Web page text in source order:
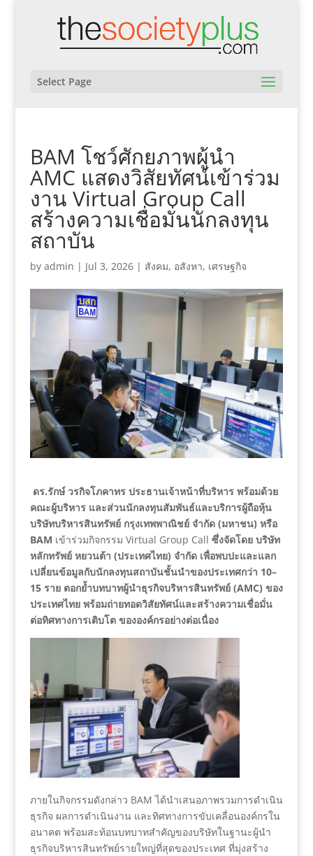
Select Page
BAM โชว์ศักยภาพผู้นำ
AMC แสดงวิสัยทัศน์เข้าร่วม
งาน Virtual Group Call
สร้างความเชื่อมั่นนักลงทุน
สถาบัน
by admin | Jul 3, 2026| สังคม, อสังหา, เศรษฐกิจ
ดร.รักษ์ วรกิจโภคาทร ประธานเจ้าหน้าที่บริหาร พร้อมด้วย
คณะผู้บริหาร และส่วนนักลงทุนสัมพันธ์และบริการผู้ถือหุ้น
บริษัทบริหารสินทรัพย์ กรุงเทพพาณิชย์ จำกัด (มหาชน) หรือ
BAM เข้าร่วมกิจกรรม Virtual Group Call ซึ่งจัดโดย บริษัท
หลักทรัพย์ หยวนต้า (ประเทศไทย) จำกัด เพื่อพบปะและแลก
เปลี่ยนข้อมูลกับนักลงทุนสถาบันชั้นนำของประเทศกว่า 10–
15 ราย ตอกย้ำบทบาทผู้นำธุรกิจบริหารสินทรัพย์ (AMC) ของ
ประเทศไทย พร้อมถ่ายทอดวิสัยทัศน์และสร้างความเชื่อมั่น
ต่อทิศทางการเติบโต ขององค์กรอย่างต่อเนื่อง
ภายในกิจกรรมดังกล่าว BAM ได้นำเสนอภาพรวมการดำเนิน
ธุรกิจ ผลการดำเนินงาน และทิศทางการขับเคลื่อนองค์กรใน
อนาคต พร้อมสะท้อนบทบาทสำคัญของบริษัทในฐานะผู้นำ
ธุรกิจบริหารสินทรัพย์รายใหญ่ที่สุดของประเทศ ที่มุ่งสร้าง